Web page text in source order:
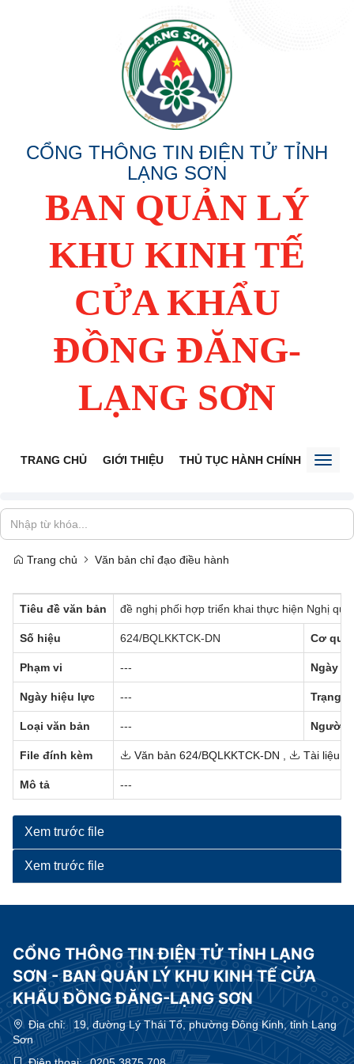
CỔNG THÔNG TIN ĐIỆN TỬ TỈNH
LẠNG SƠN
BAN QUẢN LÝ
KHU KINH TẾ
CỬA KHẨU
ĐỒNG ĐĂNG-
LẠNG SƠN
TRANG CHỦ GIỚI THIỆU THỦ TỤC HÀNH CHÍNH TIẾP
Trang chủ Văn bản chỉ đạo điều hành
Tiêu đề văn bản đề nghị phối hợp triển khai thực hiện Nghị
Số hiệu 624/BQLKKTCK-DN Cơ
Phạm vi --- Ngày
Ngày hiệu lực --- Trạng
Loại văn bản --- Người
File đính kèm Văn bản 624/BQLKKTCK-DN Tài liệu
Mô tả ---
Xem trước file
Xem trước file
CỔNG THÔNG TIN ĐIỆN TỬ TỈNH LẠNG
SƠN - BAN QUẢN LÝ KHU KINH TẾ CỬA
KHẨU ĐỒNG ĐĂNG-LẠNG SƠN
Địa chỉ:
19, đường Lý Thái Tổ, phường Đông Kinh, tỉnh Lạng
Sơn